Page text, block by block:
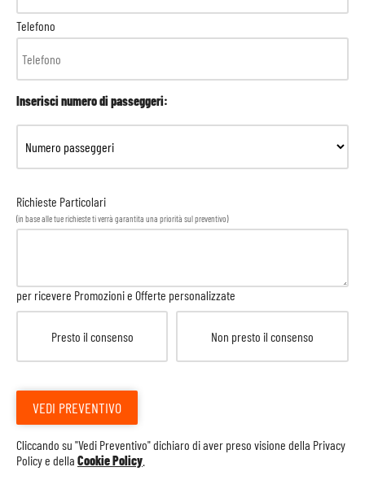
Telefono
Inserisci numero di passeggeri:
Richieste Particolari
(in base alle tue richieste ti verrà garantita una priorità sul preventivo)
per ricevere Promozioni e Offerte personalizzate
Presto il consenso Non presto il consenso
VEDI PREVENTIVO
Cliccando su "Vedi Preventivo" dichiaro di aver preso visione della Privacy
Policye della Cookie Policy